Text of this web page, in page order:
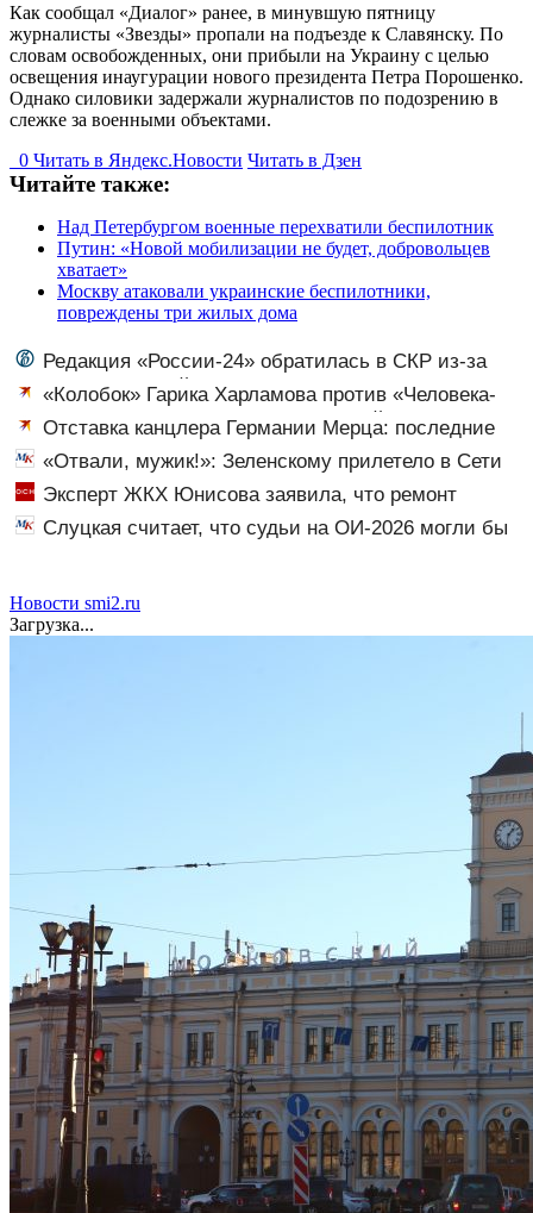
Как сообщал «Диалог» ранее, в минувшую пятницу
журналисты «Звезды» пропали на подъезде к Славянску. По
словам освобожденных, они прибыли на Украину с целью
освещения инаугурации нового президента Петра Порошенко.
Однако силовики задержали журналистов по подозрению в
слежке за военными объектами.
0 Читать в Яндекс.Новости Читать в Дзен
Читайте также:
Над Петербургом военные перехватили беспилотник
Путин: «Новой мобилизации не будет, добровольцев
хватает»
Москву атаковали украинские беспилотники,
повреждены три жилых дома
Редакция «России-24» обратилась в СКР из-за
травли съемочной группы «Колобка»
«Колобок» Гарика Харламова против «Человека-
паука»: В сети разгорелся грандиозный скандал — а
картина уже собрала почти 100 млн рублей
Отставка канцлера Германии Мерца: последние
новости на 7 августа 2026 и прогнозы
«Отвали, мужик!»: Зеленскому прилетело в Сети
из-за визита в Сербию
Эксперт ЖКХ Юнисова заявила, что ремонт
больше не будет котловым
Слуцкая считает, что судьи на ОИ-2026 могли бы
Новости smi2.ru
Загрузка...